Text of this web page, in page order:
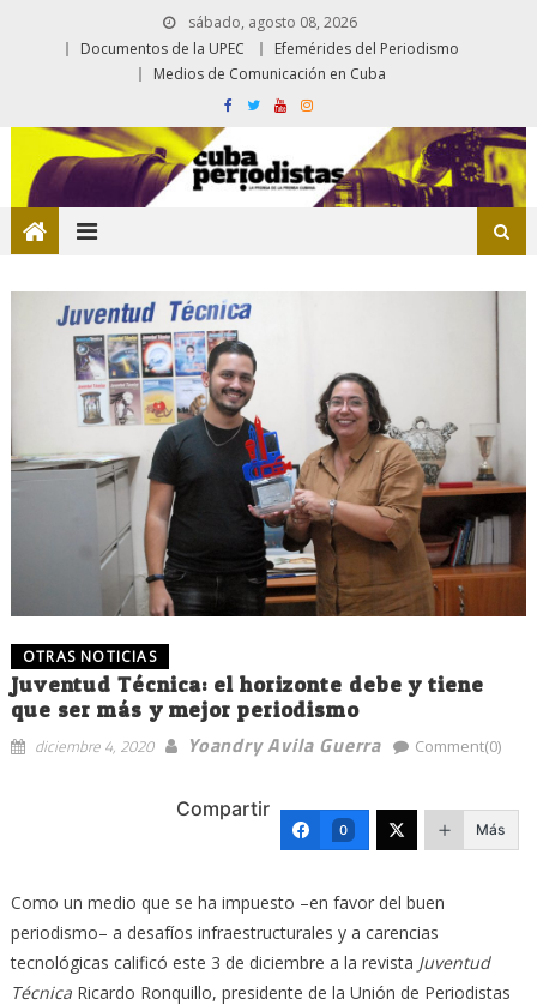
sábado, agosto 08, 2026
Documentos de la UPEC
Efemérides del Periodismo
Medios de Comunicación en Cuba
OTRAS NOTICIAS
Juventud Técnica: el horizonte debe y tiene
que ser más y mejor periodismo
diciembre 4, 2020 Yoandry Avila Guerra Comment(0)
Compartir
0 Más
Como un medio que se ha impuesto –en favor del buen
periodismo– a desafíos infraestructurales y a carencias
tecnológicas calificó este 3 de diciembre a la revista Juventud
TécnicaRicardo Ronquillo, presidente de la Unión de Periodistas